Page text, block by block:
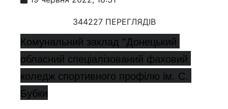
344227 ПЕРЕГЛЯДІВ
Комунальний заклад ''Донецький
обласний спеціалізований фаховий
коледж спортивного профілю ім. С.
Бубки